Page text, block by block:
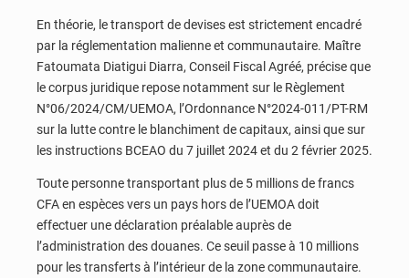
En théorie, le transport de devises est strictement encadré
par la réglementation malienne et communautaire. Maître
Fatoumata Diatigui Diarra, Conseil Fiscal Agréé, précise que
le corpus juridique repose notamment sur le Règlement
N°06/2024/CM/UEMOA, l’Ordonnance N°2024-011/PT-RM
sur la lutte contre le blanchiment de capitaux, ainsi que sur
les instructions BCEAO du 7 juillet 2024 et du 2 février 2025.
Toute personne transportant plus de 5 millions de francs
CFA en espèces vers un pays hors de l’UEMOA doit
effectuer une déclaration préalable auprès de
l’administration des douanes. Ce seuil passe à 10 millions
pour les transferts à l’intérieur de la zone communautaire.